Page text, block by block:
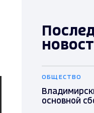
ОБЩЕСТВО
основной